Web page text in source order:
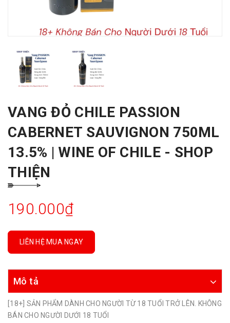
VANG ĐỎ CHILE PASSION
CABERNET SAUVIGNON 750ML
13.5% | WINE OF CHILE - SHOP
THIỆN
190.000₫
LIÊN HỆ MUA NGAY
Mô tả
[18+] SẢN PHẨM DÀNH CHO NGƯỜI TỪ 18 TUỔI TRỞ LÊN. KHÔNG
BÁN CHO NGƯỜI DƯỚI 18 TUỔI